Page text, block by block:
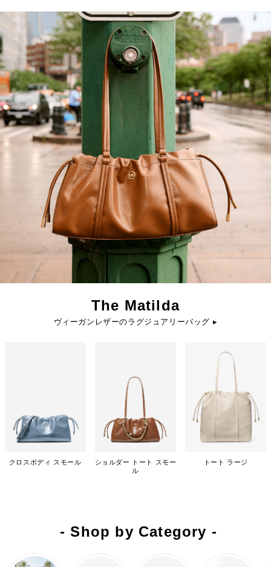
The Matilda
ヴィーガンレザーのラグジュアリーバッグ ▸
クロスボディ スモール
ショルダー トート スモー
ル
トート ラージ
- Shop by Category -